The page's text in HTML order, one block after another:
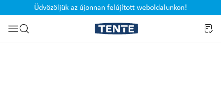
Ugrás a kereséshez
Üdvözöljük az újonnan felújított weboldalunkon!